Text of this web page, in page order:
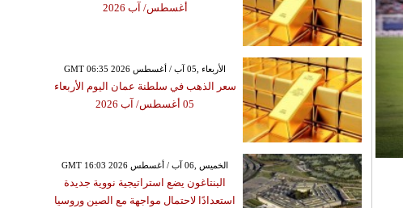
أغسطس/ آب 2026
GMT 06:35 2026 الأربعاء ,05 آب / أغسطس
سعر الذهب في سلطنة عمان اليوم الأربعاء
05 أغسطس/ آب 2026
GMT 16:03 2026 الخميس ,06 آب / أغسطس
البنتاغون يضع استراتيجية نووية جديدة
استعدادًا لاحتمال مواجهة مع الصين وروسيا